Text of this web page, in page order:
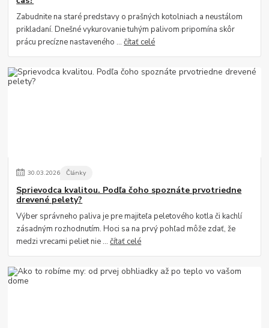
Zabudnite na staré predstavy o prašných kotolniach a neustálom
prikladaní. Dnešné vykurovanie tuhým palivom pripomína skôr
prácu precízne nastaveného ...čítať celé
30.03.2026 Články
Sprievodca kvalitou. Podľa čoho spoznáte prvotriedne
drevené pelety?
Výber správneho paliva je pre majiteľa peletového kotla či kachlí
zásadným rozhodnutím. Hoci sa na prvý pohľad môže zdať, že
medzi vrecami peliet nie ...čítať celé